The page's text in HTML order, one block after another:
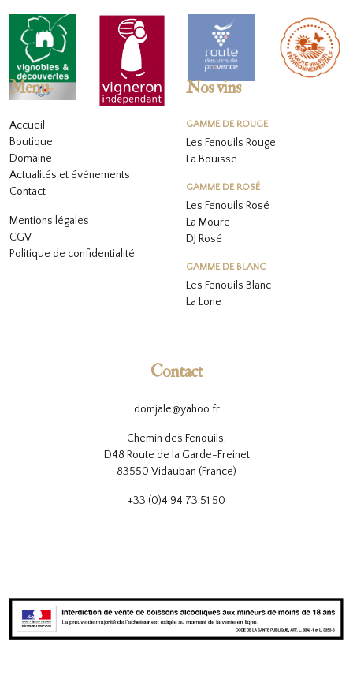
Menu
Accueil
Boutique
Domaine
Actualités et événements
Contact
Mentions légales
CGV
Politique de confidentialité
Nos vins
GAMME DE ROUGE
Les Fenouils Rouge
La Bouïsse
GAMME DE ROSÉ
Les Fenouils Rosé
La Moure
DJ Rosé
GAMME DE BLANC
Les Fenouils Blanc
La Lone
Contact
domjale@yahoo.fr
Chemin des Fenouils,
D48 Route de la Garde-Freinet
83550 Vidauban (France)
+33 (0)4 94 73 51 50